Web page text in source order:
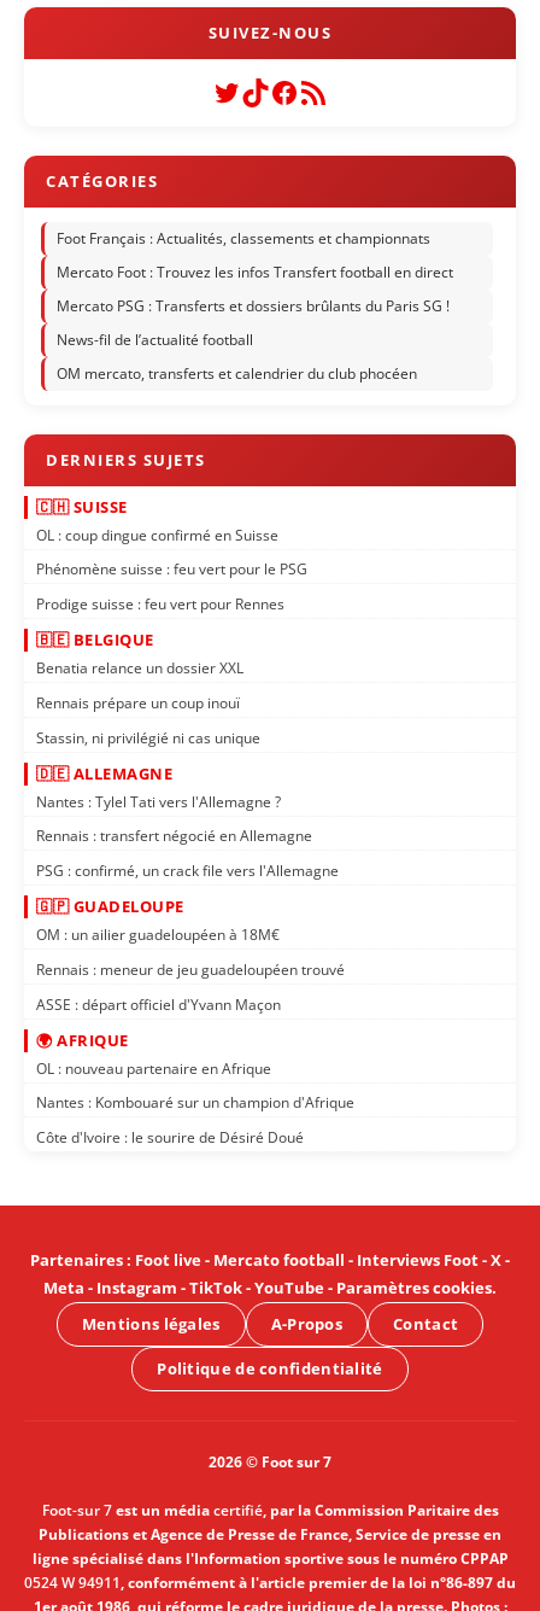
Twitter
TikTok
Facebook
Flux RSS
Foot Français : Actualités, classements et championnats
Mercato Foot : Trouvez les infos Transfert football en direct
Mercato PSG : Transferts et dossiers brûlants du Paris SG !
News-fil de l’actualité football
OM mercato, transferts et calendrier du club phocéen
🇨🇭 SUISSE
OL : coup dingue confirmé en Suisse
Phénomène suisse : feu vert pour le PSG
Prodige suisse : feu vert pour Rennes
🇧🇪 BELGIQUE
Benatia relance un dossier XXL
Rennais prépare un coup inouï
Stassin, ni privilégié ni cas unique
🇩🇪 ALLEMAGNE
Nantes : Tylel Tati vers l'Allemagne ?
Rennais : transfert négocié en Allemagne
PSG : confirmé, un crack file vers l'Allemagne
🇬🇵 GUADELOUPE
OM : un ailier guadeloupéen à 18M€
Rennais : meneur de jeu guadeloupéen trouvé
ASSE : départ officiel d'Yvann Maçon
🌍 AFRIQUE
OL : nouveau partenaire en Afrique
Nantes : Kombouaré sur un champion d'Afrique
Côte d'Ivoire : le sourire de Désiré Doué
Partenaires: Foot live- Mercato football - Interviews Foot-X-
Meta - Instagram -TikTok-YouTube- Paramètres cookies.
Mentions légales
A-Propos Contact
Politique de confidentialité
2026 © Foot sur 7
Foot-sur 7est un médiacertifié, par la Commission Paritaire des
Publications et Agence de Presse de France, Service de presse en
ligne spécialisé dans l'Information sportive sous le numéro CPPAP
0524 W 94911, conformément à l'article premier de la loi n°86-897 du
1er août 1986, qui réforme le cadre juridique de la presse. Photos :